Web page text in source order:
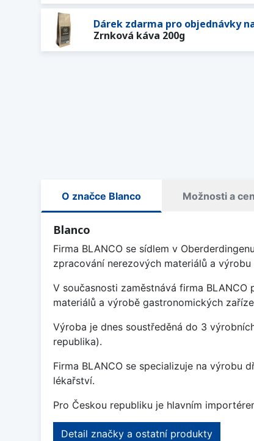
Dárek zdarma pro objednávky
Zrnková káva 200g
O značce Blanco Možnosti a
Blanco
Firma BLANCO se sídlem v
zpracování nerezových materiálů a
V současnosti zaměstnává firma
materiálů a výrobě gastronomických
Výroba je dnes soustředěná do 3
republika).
Firma BLANCO se specializuje na výrobu
lékařství.
Pro Českou republiku je hlavním
Detail značky a ostatní produkty